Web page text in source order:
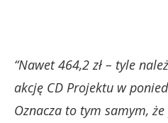
“Nawet 464,2 zł – tyle
akcję CD Projektu w
Oznacza to tym samym,